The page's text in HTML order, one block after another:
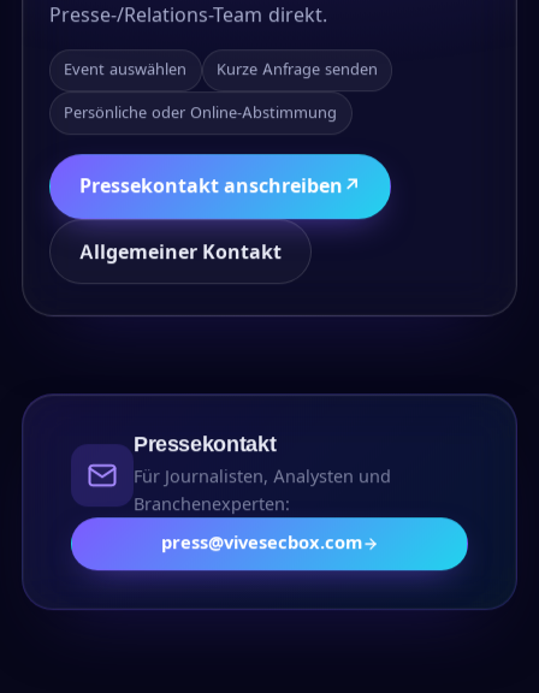
Presse-/Relations-Team direkt.
Event auswählen Kurze Anfrage senden
Persönliche oder Online-Abstimmung
Pressekontakt anschreiben ↗
Allgemeiner Kontakt
Pressekontakt
Für Journalisten, Analysten und
Branchenexperten:
press@vivesecbox.com